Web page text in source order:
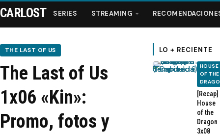
Series
Streaming
Recomendaciones
CARLOST SERIES STREAMING
THE LAST OF US
The Last of Us
1x06 «Kin»:
Promo, fotos y
LO + RECIENTE
HOUSE
OF THE
[Recap]
House
of the
Dragon
3x08